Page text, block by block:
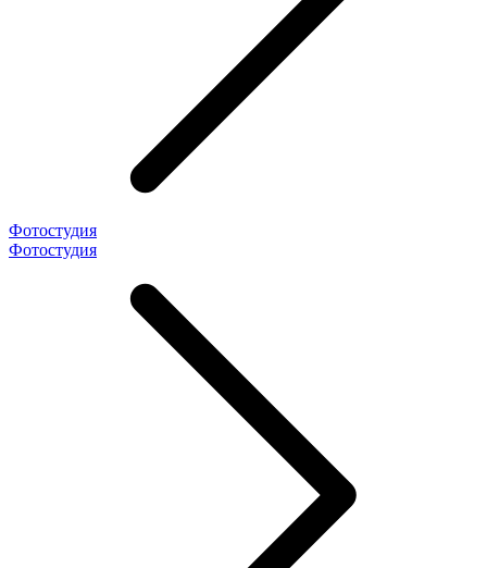
Фотостудия
Фотостудия